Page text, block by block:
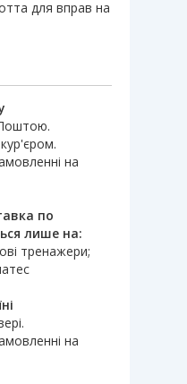
для вправ на
на
по
лише на:
тренажери;
на